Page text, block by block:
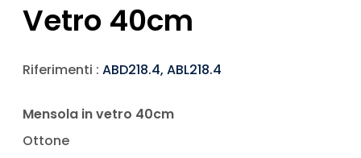
Vetro 40cm
Riferimenti : ABD218.4, ABL218.4
Mensola in vetro 40cm
Ottone